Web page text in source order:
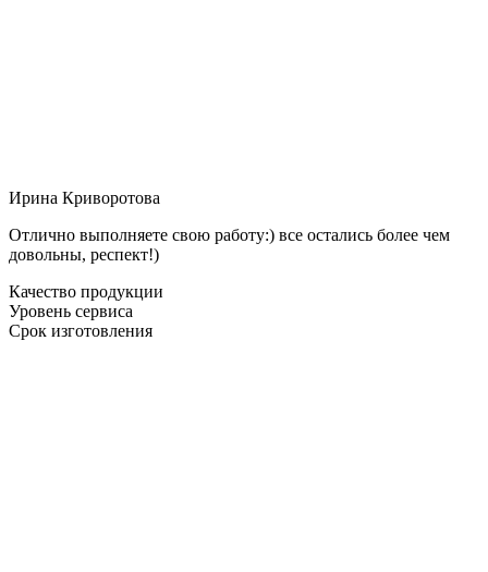
Ирина Криворотова
Отлично выполняете свою работу:) все остались более чем
довольны, респект!)
Качество продукции
Уровень сервиса
Срок изготовления